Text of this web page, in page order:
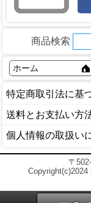
商品検索
ホーム
特定商取引法に基
送料とお支払い方
個人情報の取扱い
〒